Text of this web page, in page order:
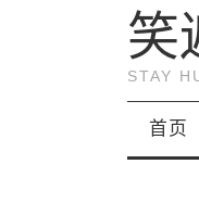
笑
STAY
首页